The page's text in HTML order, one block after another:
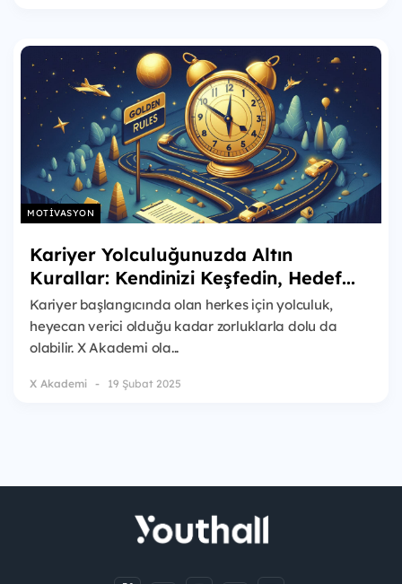
MOTIVASYON
Kariyer Yolculuğunuzda Altın
Kurallar: Kendinizi Keşfedin, Hedef...
Kariyer başlangıcında olan herkes için yolculuk,
heyecan verici olduğu kadar zorluklarla dolu da
olabilir. X Akademi ola...
X Akademi 19 Şubat 2025